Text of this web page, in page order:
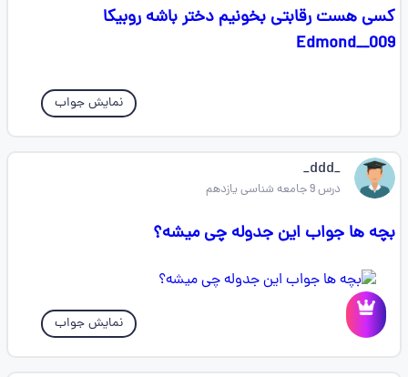
کسی هست رقابتی بخونیم دختر باشه روبیکا
Edmond__009
نمایش جواب
_ddd_
درس 9 جامعه شناسی یازدهم
بچه ها جواب این جدوله چی میشه؟
نمایش جواب